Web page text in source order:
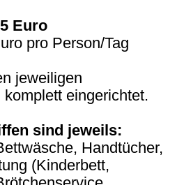
Euro
pro Person/Tag
jeweiligen
eingerichtet.
sind jeweils:
Handtücher,
(Kinderbett,